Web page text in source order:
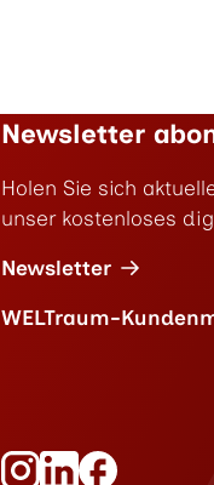
Newsletter
Holen Sie sich
unser kostenloses
Newsletter
WELTraum-
Folge Neuland auf
Folge Neuland auf
Folge Neuland